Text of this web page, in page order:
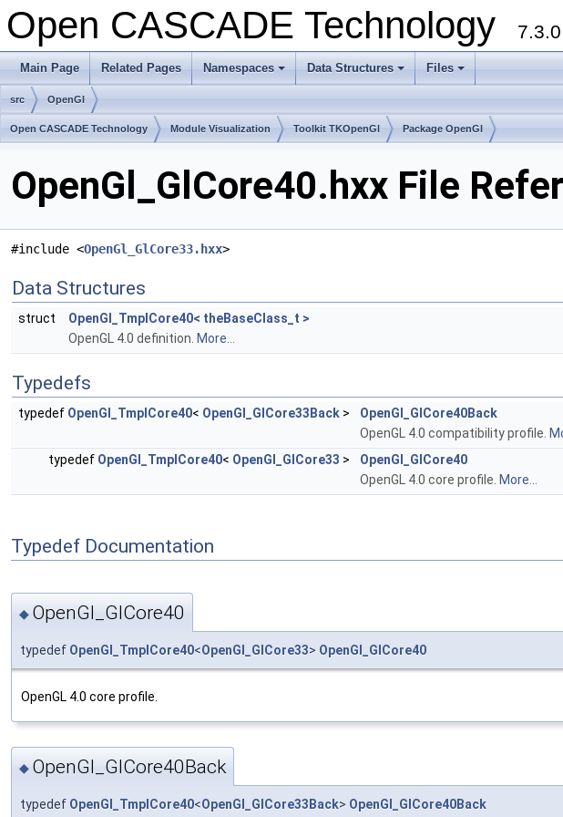
Open CASCADE Technology 7.3.0
Main Page Related Pages
+
Namespaces
+
Data Structures
+
Files
src OpenGl
Open CASCADE Technology Module Visualization Toolkit TKOpenGl Package OpenGl
OpenGl_GlCore40.hxx File
#include <OpenGl_GlCore33.hxx>
Data Structures
struct
OpenGl_TmplCore40< theBaseClass_t >
OpenGL 4.0 definition. More...
Typedefs
typedef OpenGl_TmplCore40< OpenGl_GlCore33Back >
OpenGl_GlCore40Back
OpenGL 4.0 compatibility profile.
typedef OpenGl_TmplCore40< OpenGl_GlCore33 >
OpenGl_GlCore40
OpenGL 4.0 core profile. More...
Typedef Documentation
◆ OpenGl_GlCore40
typedef OpenGl_TmplCore40<OpenGl_GlCore33> OpenGl_GlCore40
OpenGL 4.0 core profile.
◆ OpenGl_GlCore40Back
typedef OpenGl_TmplCore40<OpenGl_GlCore33Back> OpenGl_GlCore40Back